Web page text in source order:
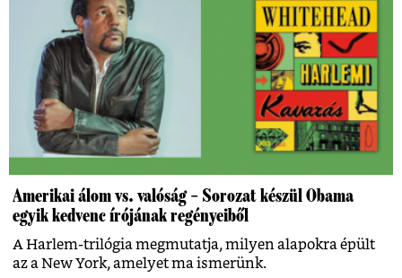
Amerikai álom vs. valóság – Sorozat készül Obama
egyik kedvenc írójának regényeiből
A Harlem-trilógia megmutatja, milyen alapokra épült
az a New York, amelyet ma ismerünk.